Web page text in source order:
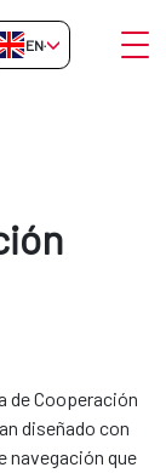
EN-GB
de Cooperación
diseñado con
navegación que